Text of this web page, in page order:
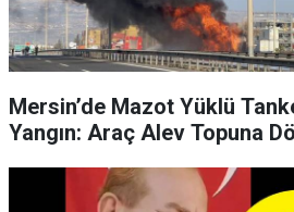
Mersin’de Mazot Yüklü
Yangın: Araç Alev Topuna